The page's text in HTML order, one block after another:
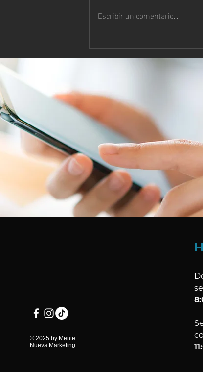
Escribir un comentario...
© 2025 by Mente
Nueva Marketing.